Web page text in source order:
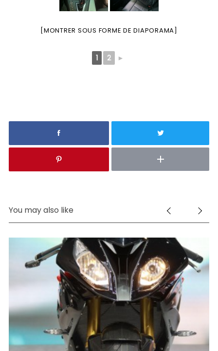
[MONTRER SOUS FORME DE DIAPORAMA]
1 2 ►
You may also like